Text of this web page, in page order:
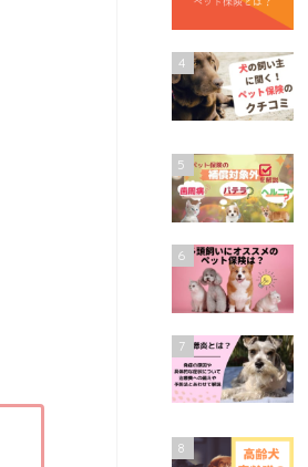
4
5
6
7
8